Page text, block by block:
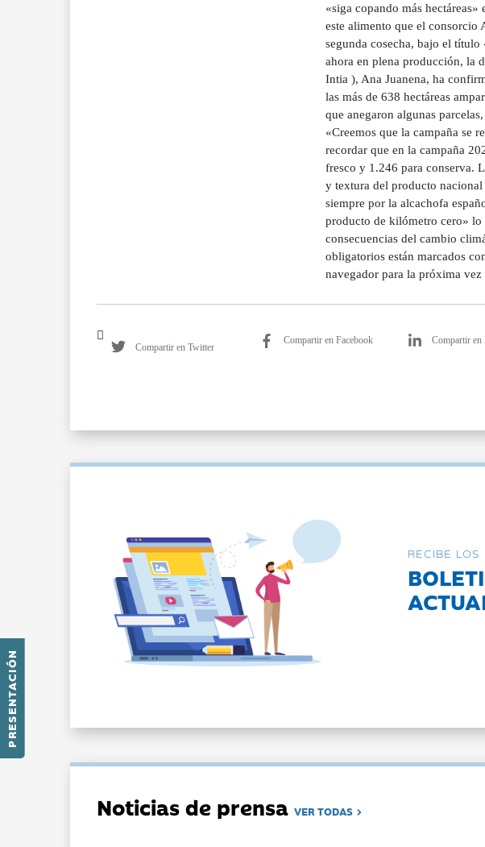
PRESENTACIÓN
«siga copando más
este alimento que el consorcio
segunda cosecha, bajo el
ahora en plena producción, la
Intia ), Ana Juanena, ha
las más de 638 hectáreas
que anegaron algunas
«Creemos que la campaña se
recordar que en la campaña
fresco y 1.246 para conserva.
y textura del producto nacional
siempre por la alcachofa
producto de kilómetro cero» lo
consecuencias del cambio
obligatorios están marcados
navegador para la próxima
Compartir en Twitter
Compartir en Facebook Compartir en
RECIBE LOS
Noticias de prensaVER TODAS